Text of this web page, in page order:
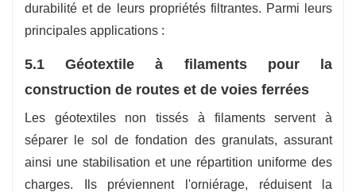
durabilité et de leurs propriétés filtrantes. Parmi leurs
principales applications :
5.1 Géotextile à filaments pour la
construction de routes et de voies ferrées
Les géotextiles non tissés à filaments servent à
séparer le sol de fondation des granulats, assurant
ainsi une stabilisation et une répartition uniforme des
charges. Ils préviennent l'orniérage, réduisent la